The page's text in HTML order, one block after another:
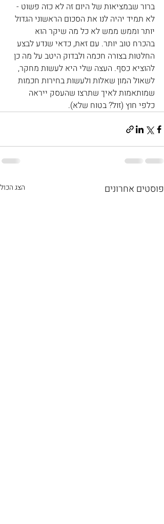
ברור שבמציאות של היום זה לא כזה פשוט -
לא תמיד יהיה לנו את הסכום הראשוני הגדול
יותר וממש ממש לא כל מה שיקר הוא
בהכרח טוב יותר. עם זאת, כדאי שנדע לבצע
החלטות בצורה חכמה ולבדוק היטב על מה כן
להוציא כסף. העצה שלי היא לעשות מחקר,
לשאול המון שאלות ולעשות בחירות חכמות
שמותאמות לאיך שתרצו שהעסק ייראה
כלפי חוץ (זול? בטוח שלא).
פוסטים אחרונים הצג הכול